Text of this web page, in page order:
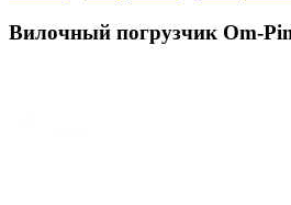
Вилочный погрузчик Om-